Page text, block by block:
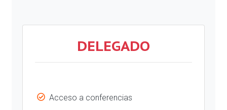
DELEGADO
Acceso a conferencias